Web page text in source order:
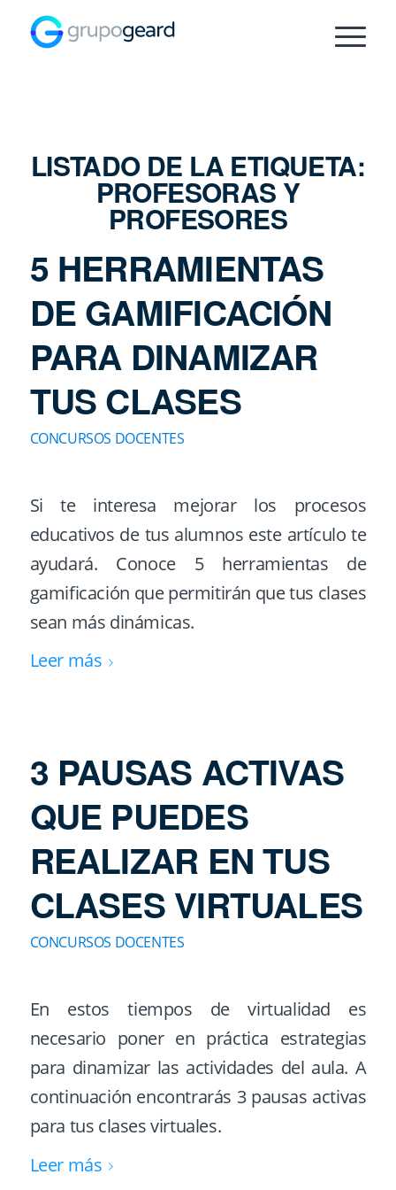
LISTADO DE LA ETIQUETA:
PROFESORAS Y
PROFESORES
5 HERRAMIENTAS
DE GAMIFICACIÓN
PARA DINAMIZAR
TUS CLASES
CONCURSOS DOCENTES
Si te interesa mejorar los procesos
educativos de tus alumnos este artículo te
ayudará. Conoce 5 herramientas de
gamificación que permitirán que tus clases
sean más dinámicas.
Leer más
3 PAUSAS ACTIVAS
QUE PUEDES
REALIZAR EN TUS
CLASES VIRTUALES
CONCURSOS DOCENTES
En estos tiempos de virtualidad es
necesario poner en práctica estrategias
para dinamizar las actividades del aula. A
continuación encontrarás 3 pausas activas
para tus clases virtuales.
Leer más